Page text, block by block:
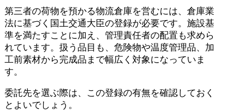
第三者の荷物を預かる物流倉庫を営むには、倉庫業
法に基づく国土交通大臣の登録が必要です。施設基
準を満たすことに加え、管理責任者の配置も求めら
れています。扱う品目も、危険物や温度管理品、加
工前素材から完成品まで幅広く対象になっていま
す。
委託先を選ぶ際は、この登録の有無を確認しておく
とよいでしょう。